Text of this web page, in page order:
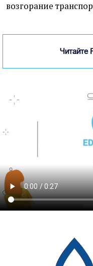
возгорание
Читайте